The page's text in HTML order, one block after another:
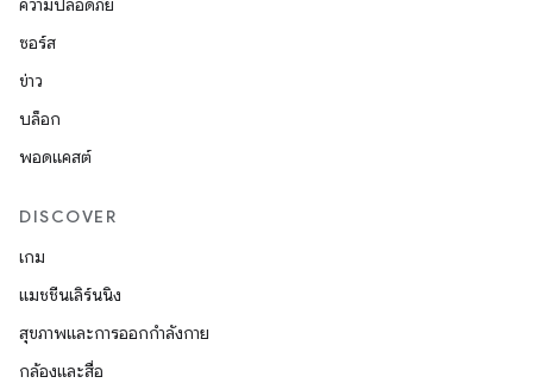
ความปลอดภัย
ซอร์ส
ข่าว
บล็อก
พอดแคสต์
DISCOVER
เกม
แมชชีนเลิร์นนิง
สุขภาพและการออกกำลังกาย
กล้องและสื่อ